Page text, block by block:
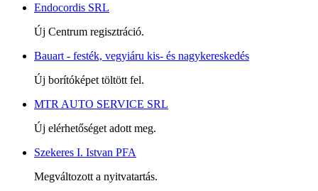
Endocordis SRL
Új Centrum regisztráció.
Bauart - festék, vegyiáru kis- és nagykereskedés
Új borítóképet töltött fel.
MTR AUTO SERVICE SRL
Új elérhetőséget adott meg.
Szekeres I. Istvan PFA
Megváltozott a nyitvatartás.